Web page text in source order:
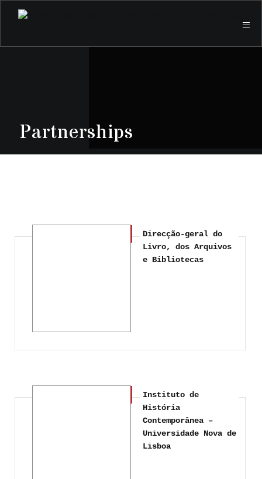
Partnerships
Direcção-geral do
Livro, dos Arquivos
e Bibliotecas
Instituto de
História
Contemporânea –
Universidade Nova de
Lisboa